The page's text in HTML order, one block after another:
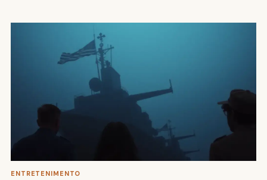
ENTRETENIMENTO